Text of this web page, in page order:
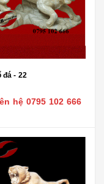
đá - 22
hệ 0795 102 666